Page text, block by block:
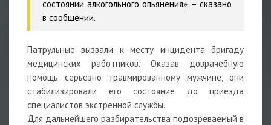
состоянии алкогольного опьянения», – сказано
в сообщении.
Патрульные вызвали к месту инцидента бригаду
медицинских работников. Оказав доврачебную
помощь серьезно травмированному мужчине, они
стабилизировали его состояние до приезда
специалистов экстренной службы.
Для дальнейшего разбирательства подозреваемый в